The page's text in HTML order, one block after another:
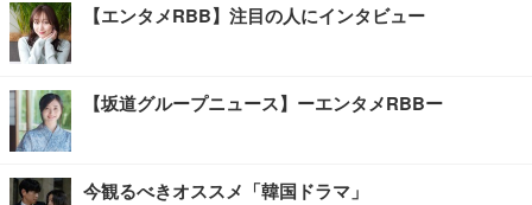
【エンタメRBB】注目の人にインタビュー
【坂道グループニュース】ーエンタメRBBー
今観るべきオススメ「韓国ドラマ」